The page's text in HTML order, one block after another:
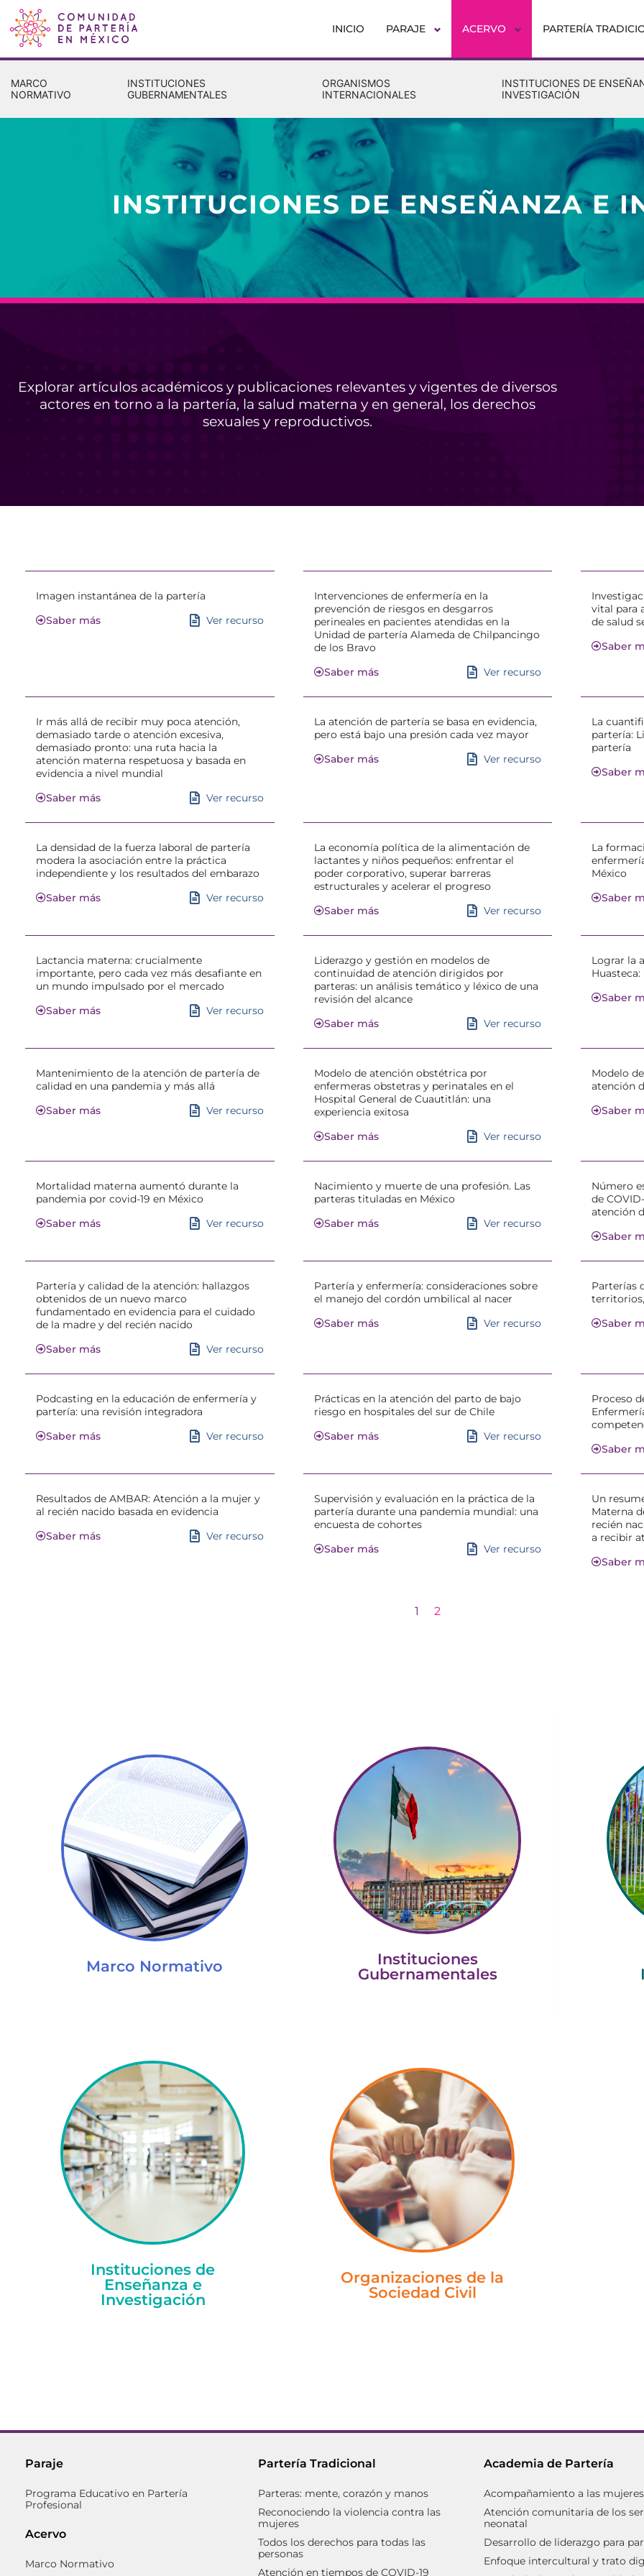
INICIO PARAJE ACERVO PARTERÍA
MARCO
NORMATIVO
INSTITUCIONES
GUBERNAMENTALES
ORGANISMOS
INTERNACIONALES
INSTITUCIONES DE
INVESTIGACIÓN
INSTITUCIONES DE ENSEÑANZA E
Explorar artículos académicos y publicaciones relevantes y vigentes de diversos
actores en torno a la partería, la salud materna y en general, los derechos
sexuales y reproductivos.
Imagen instantánea de la partería
Saber más
Ver recurso
Intervenciones de enfermería en la
prevención de riesgos en desgarros
perineales en pacientes atendidas en la
Unidad de partería Alameda de Chilpancingo
de los Bravo
Saber más
Ver recurso
vital para
de salud
Saber
Ir más allá de recibir muy poca atención,
demasiado tarde o atención excesiva,
demasiado pronto: una ruta hacia la
atención materna respetuosa y basada en
evidencia a nivel mundial
Saber más
Ver recurso
La atención de partería se basa en evidencia,
pero está bajo una presión cada vez mayor
Saber más
Ver recurso
La
partería:
partería
Saber
La densidad de la fuerza laboral de partería
modera la asociación entre la práctica
independiente y los resultados del embarazo
Saber más
Ver recurso
La economía política de la alimentación de
lactantes y niños pequeños: enfrentar el
poder corporativo, superar barreras
estructurales y acelerar el progreso
Saber más
Ver recurso
La
México
Saber
Lactancia materna: crucialmente
importante, pero cada vez más desafiante en
un mundo impulsado por el mercado
Saber más
Ver recurso
Liderazgo y gestión en modelos de
continuidad de atención dirigidos por
parteras: un análisis temático y léxico de una
revisión del alcance
Saber más
Ver recurso
Lograr la
Saber
Mantenimiento de la atención de partería de
calidad en una pandemia y más allá
Saber más
Ver recurso
Modelo de atención obstétrica por
enfermeras obstetras y perinatales en el
Hospital General de Cuautitlán: una
experiencia exitosa
Saber más
Ver recurso
Modelo
atención
Saber
Mortalidad materna aumentó durante la
pandemia por covid-19 en México
Saber más
Ver recurso
Nacimiento y muerte de una profesión. Las
parteras tituladas en México
Saber más
Ver recurso
Número
de
atención
Saber
Partería y calidad de la atención: hallazgos
obtenidos de un nuevo marco
fundamentado en evidencia para el cuidado
de la madre y del recién nacido
Saber más
Ver recurso
Partería y enfermería: consideraciones sobre
el manejo del cordón umbilical al nacer
Saber más
Ver recurso
Parterías
Saber
Podcasting en la educación de enfermería y
partería: una revisión integradora
Saber más
Ver recurso
Prácticas en la atención del parto de bajo
riesgo en hospitales del sur de Chile
Saber más
Ver recurso
Proceso
Saber
Resultados de AMBAR: Atención a la mujer y
al recién nacido basada en evidencia
Saber más
Ver recurso
Supervisión y evaluación en la práctica de la
partería durante una pandemia mundial: una
encuesta de cohortes
Saber más
Ver recurso
Un
Materna
recién
a recibir
Saber
1 2
Marco Normativo
Marco Normativo
Conoce las leyes, normas y guías de
práctica clínica relevantes para el
ejercicio de la partería.
Saber más
Instituciones
Gubernamentales
En
Instituciones de
Enseñanza e
Investigación
Instituciones de
Enseñanza e
Investigación
Explorar artículos académicos y
publicaciones relevantes y vigentes de
diversos actores en torno a la partería, la
salud materna y en general, los derechos
sexuales y reproductivos.
Saber más
Organizaciones de la
Sociedad Civil
Paraje
Programa Educativo en Partería
Profesional
Acervo
Marco Normativo
Partería Tradicional
Parteras: mente, corazón y manos
Reconociendo la violencia contra las
mujeres
Todos los derechos para todas las
personas
Atención en tiempos de COVID-19
Academia de Partería
Acompañamiento a las
Atención comunitaria de los
neonatal
Desarrollo de liderazgo para
Enfoque intercultural y trato